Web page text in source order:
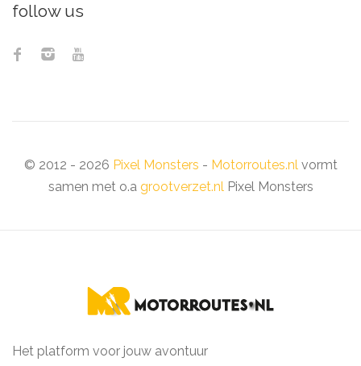
follow us
© 2012 - 2026 Pixel Monsters - Motorroutes.nlvormt
samen met o.a grootverzet.nlPixel Monsters
Het platform voor jouw avontuur